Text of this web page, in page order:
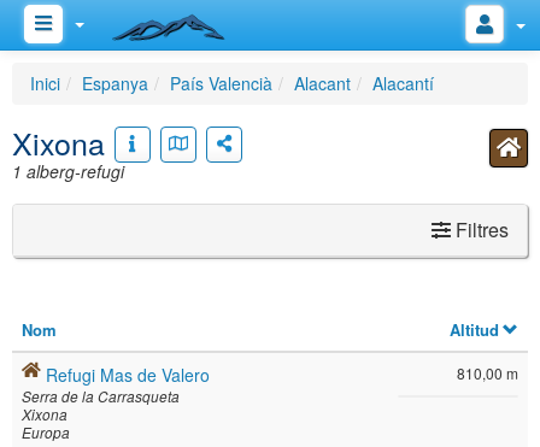
Inici Espanya País Valencià Alacant Alacantí
Xixona
1 alberg-refugi
Filtres
Nom Altitud
Refugi Mas de Valero
Serra de la Carrasqueta
Xixona
Europa
810,00 m